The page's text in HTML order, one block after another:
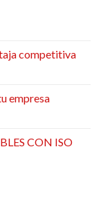
competitiva
empresa
CON ISO